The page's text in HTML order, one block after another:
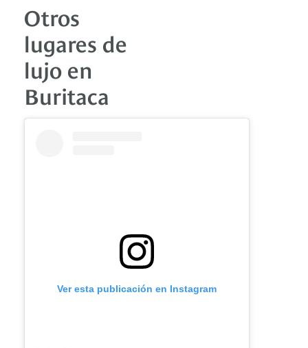
Otros
lugares de
lujo en
Buritaca
Ver esta publicación en Instagram